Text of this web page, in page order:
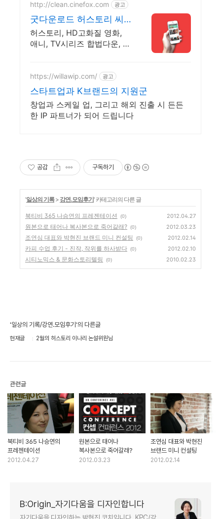
http://clean.cinefox.com 광고
굿다운로드 허스토리 씨
네폭스
허스토리, HD고화질 영화,
애니, TV시리즈 합법다운, 스
https://willawip.com/ 광고
스타트업과 K브랜드의 지원군
창업과 스케일 업, 그리고 해외 진출 시 든든
한 IP 파트너가 되어 드립니다
공감 구독하기
'일상의 기록> 강연.모임후기' 카테고리의 다른 글
북티비 365 나승연의 프레젠테이션 (0) 2012.04.27
원본으로 태어나 복사본으로 죽어갈래? (0) 2012.03.23
조연심 대표와 박현진 브랜드 미니 컨설팅 (0) 2012.02.14
카피 수업 후기 - 진작, 작위를 하사받다 (0) 2012.02.10
시티노믹스 & 문화스토리텔링 (0) 2010.02.23
'일상의 기록/강연.모임후기'의 다른글
현재글 2월의 허스토리 이나리 논설위원님
관련글
북티비 365 나승연의
프레젠테이션
2012.04.27
원본으로 태어나
복사본으로 죽어갈래?
2012.03.23
조연심 대표와 박현진
브랜드 미니 컨설팅
2012.02.14
B:Origin_자기다움을 디자인합니다
자기다움을 디자인하는 박현진 코치입니다. KPC/강